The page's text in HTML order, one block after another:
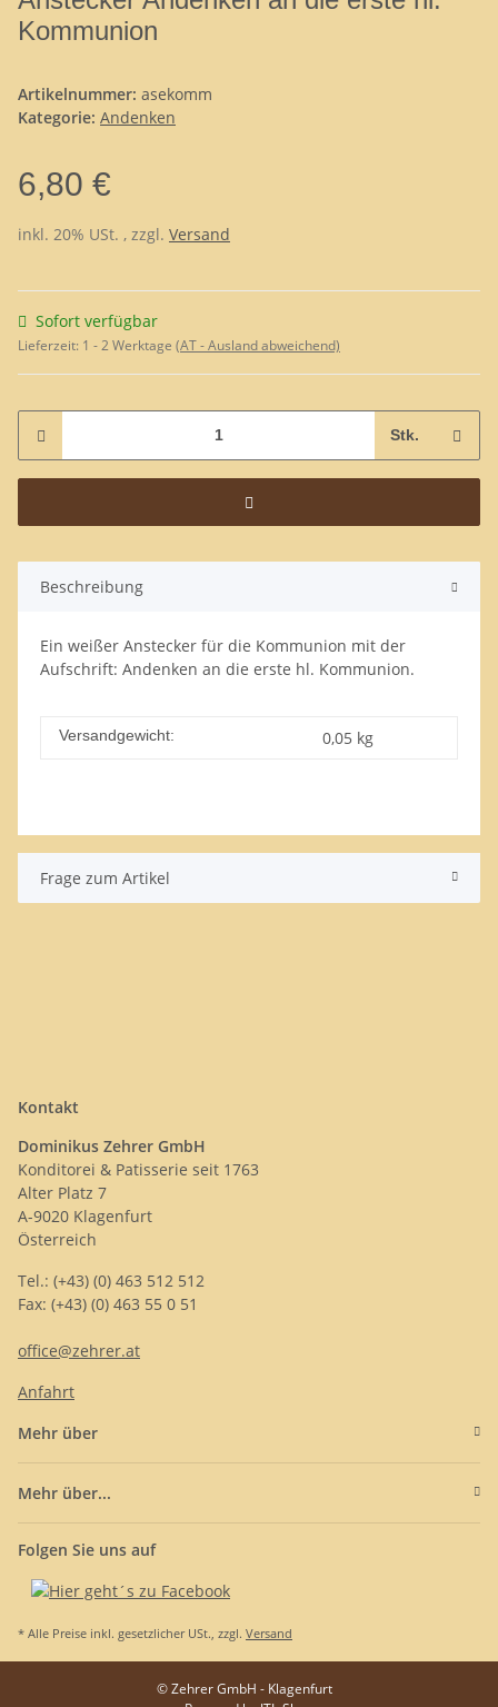
Kommunion
Artikelnummer: asekomm
Kategorie: Andenken
6,80 €
inkl. 20% USt. , zzgl. Versand
Sofort verfügbar
Lieferzeit: 1 - 2 Werktage (AT - Ausland abweichend)
Stk.
Beschreibung
Ein weißer Anstecker für die Kommunion mit der
Aufschrift: Andenken an die erste hl. Kommunion.
Versandgewicht: 0,05 kg
Frage zum Artikel
Kontakt
Dominikus Zehrer GmbH
Konditorei & Patisserie seit 1763
Alter Platz 7
A-9020 Klagenfurt
Österreich
Tel.: (+43) (0) 463 512 512
Fax: (+43) (0) 463 55 0 51
office@zehrer.at
Anfahrt
Mehr über
Mehr über...
Folgen Sie uns auf
* Alle Preise inkl. gesetzlicher USt., zzgl. Versand
© Zehrer GmbH - Klagenfurt